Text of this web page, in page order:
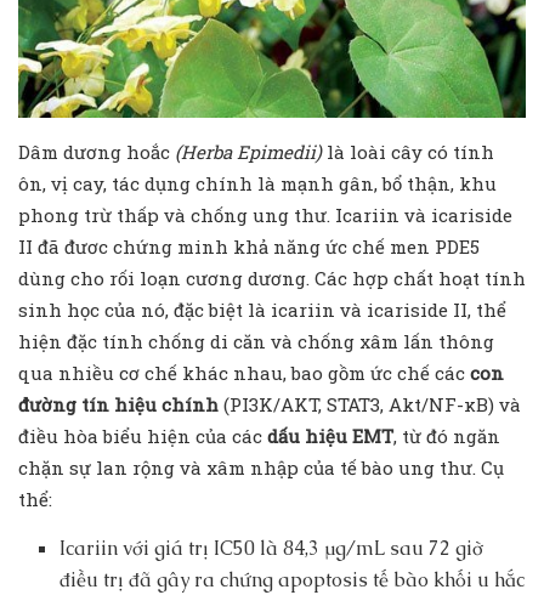
Dâm dương hoắc (Herba Epimedii)là loài cây có tính
ôn, vị cay, tác dụng chính là mạnh gân, bổ thận, khu
phong trừ thấp và chống ung thư. Icariin và icariside
II đã đươc chứng minh khả năng ức chế men PDE5
dùng cho rối loạn cương dương. Các hợp chất hoạt tính
sinh học của nó, đặc biệt là icariin và icariside II, thể
hiện đặc tính chống di căn và chống xâm lấn thông
qua nhiều cơ chế khác nhau, bao gồm ức chế các con
đường tín hiệu chính (PI3K/AKT, STAT3, Akt/NF-κB) và
điều hòa biểu hiện của các dấu hiệu EMT, từ đó ngăn
chặn sự lan rộng và xâm nhập của tế bào ung thư. Cụ
thể:
Icariin với giá trị IC50 là 84,3 μg/mL sau 72 giờ
điều trị đã gây ra chứng apoptosis tế bào khối u hắc